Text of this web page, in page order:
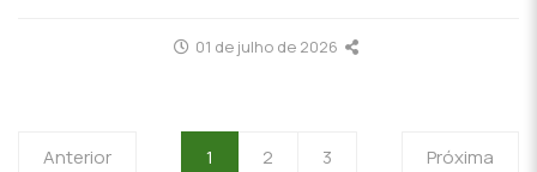
01 de julho de 2026
Anterior 1 2 3 Próxima